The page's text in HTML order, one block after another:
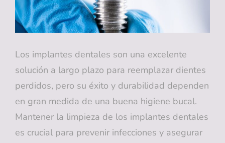
A
LA
ATM
Los implantes dentales son una excelente
solución a largo plazo para reemplazar dientes
perdidos, pero su éxito y durabilidad dependen
en gran medida de una buena higiene bucal.
Mantener la limpieza de los implantes dentales
es crucial para prevenir infecciones y asegurar